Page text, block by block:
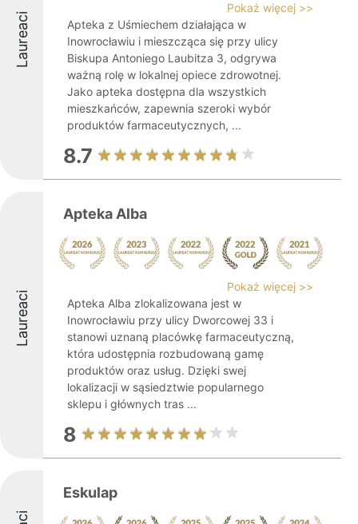
Laureaci
Pokaż więcej >>
Apteka z Uśmiechem działająca w
Inowrocławiu i mieszcząca się przy ulicy
Biskupa Antoniego Laubitza 3, odgrywa
ważną rolę w lokalnej opiece zdrowotnej.
Jako apteka dostępna dla wszystkich
mieszkańców, zapewnia szeroki wybór
produktów farmaceutycznych, ...
8.7
Laureaci
Apteka Alba
Pokaż więcej >>
Apteka Alba zlokalizowana jest w
Inowrocławiu przy ulicy Dworcowej 33 i
stanowi uznaną placówkę farmaceutyczną,
która udostępnia rozbudowaną gamę
produktów oraz usług. Dzięki swej
lokalizacji w sąsiedztwie popularnego
sklepu i głównych tras ...
8
Eskulap